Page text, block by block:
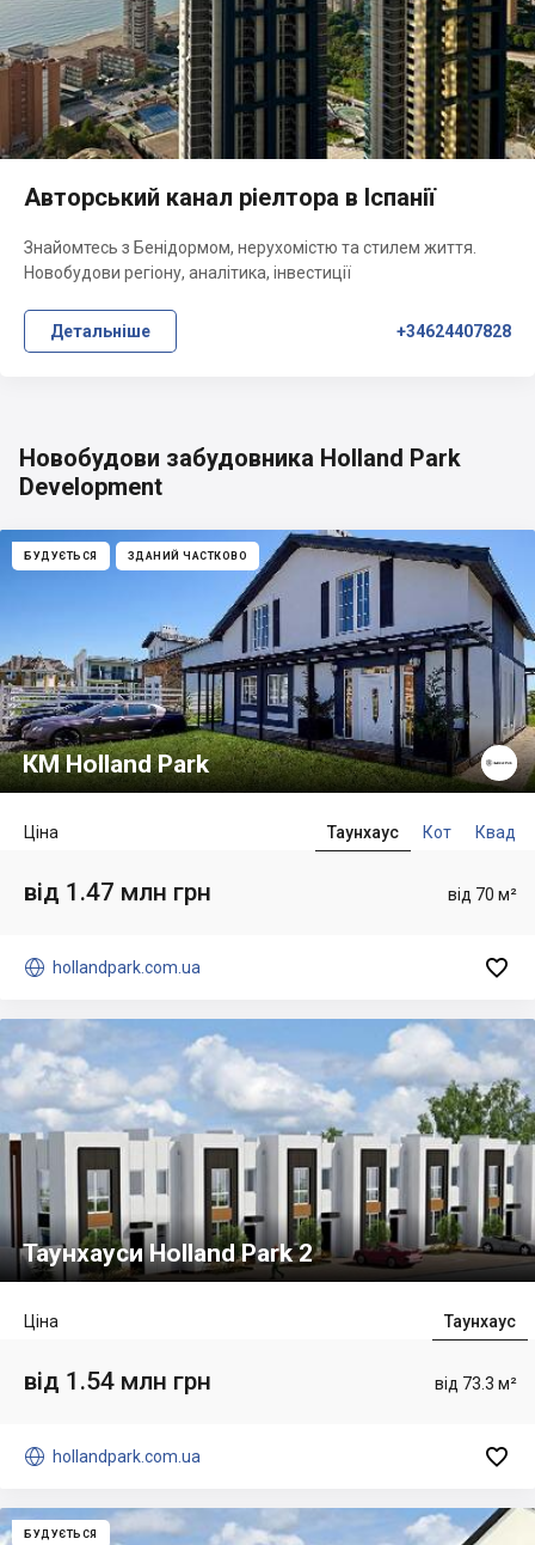
Авторський канал ріелтора в Іспанії
Знайомтесь з Бенідормом, нерухомістю та стилем життя.
Новобудови регіону, аналітика, інвестиції
Детальніше +34624407828
Новобудови забудовника Holland Park
Development
БУДУЄТЬСЯ ЗДАНИЙ ЧАСТКОВО
КМ Holland Park
Таунхаус Кот Квад
Ціна
від 70 м²
від 1.47 млн грн
 hollandpark.com.ua 
Таунхауси Holland Park 2
Таунхаус
Ціна
від 73.3 м²
від 1.54 млн грн
 hollandpark.com.ua 
БУДУЄТЬСЯ